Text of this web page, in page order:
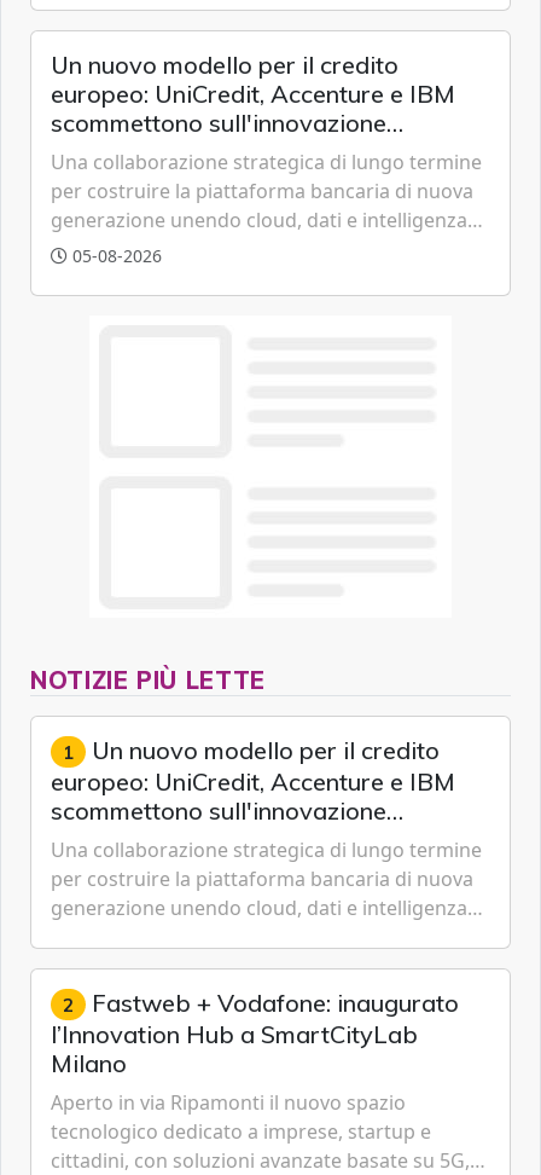
Un nuovo modello per il credito
europeo: UniCredit, Accenture e IBM
scommettono sull'innovazione
tecnologica
Una collaborazione strategica di lungo termine
per costruire la piattaforma bancaria di nuova
generazione unendo cloud, dati e intelligenza
artificiale.
05-08-2026
NOTIZIE PIÙ LETTE
1 Un nuovo modello per il credito
europeo: UniCredit, Accenture e IBM
scommettono sull'innovazione
tecnologica
Una collaborazione strategica di lungo termine
per costruire la piattaforma bancaria di nuova
generazione unendo cloud, dati e intelligenza
2 Fastweb + Vodafone: inaugurato
l’Innovation Hub a SmartCityLab
Milano
Aperto in via Ripamonti il nuovo spazio
tecnologico dedicato a imprese, startup e
cittadini, con soluzioni avanzate basate su 5G,